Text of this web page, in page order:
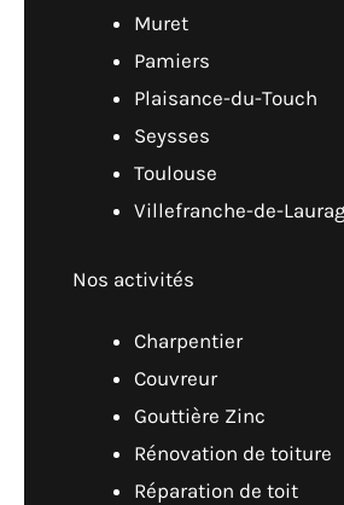
Muret
Pamiers
Plaisance-du-Touch
Seysses
Toulouse
Villefranche-de-
Nos activités
Charpentier
Couvreur
Gouttière Zinc
Rénovation de toiture
Réparation de toit